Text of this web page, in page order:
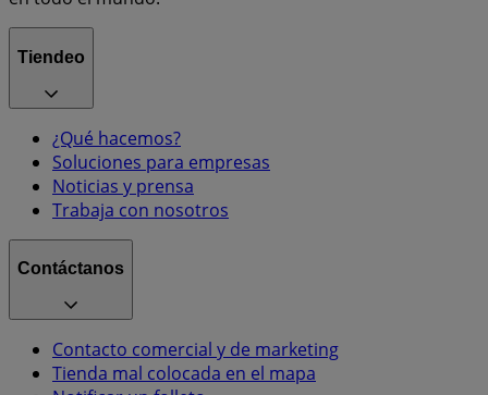
Tiendeo
¿Qué hacemos?
Soluciones para empresas
Noticias y prensa
Trabaja con nosotros
Contáctanos
Contacto comercial y de marketing
Tienda mal colocada en el mapa